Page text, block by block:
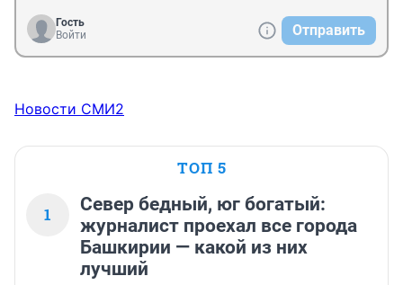
Гость
Войти
Отправить
Новости СМИ2
ТОП 5
1
Север бедный, юг богатый:
журналист проехал все города
Башкирии — какой из них
лучший